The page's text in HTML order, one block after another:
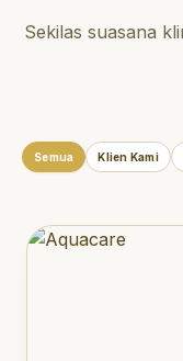
Sekilas suasana
Semua Klien Kami